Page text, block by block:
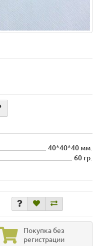
40*40*40 мм.
60 гр.
Покупка без
регистрации